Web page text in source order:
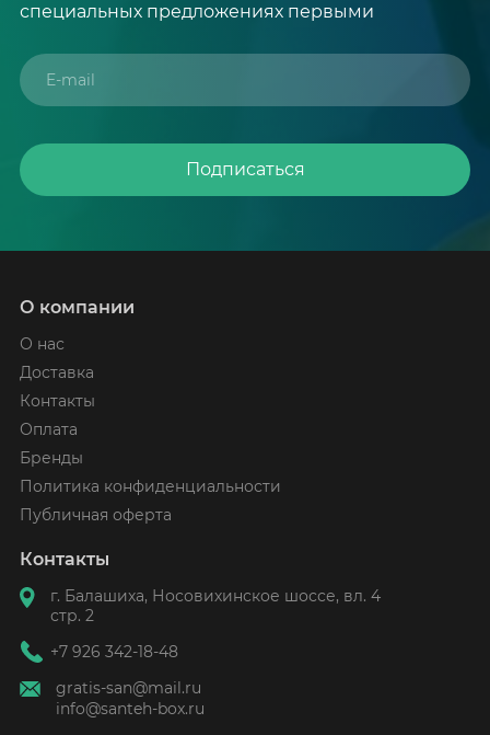
специальных предложениях первыми
Подписаться
О компании
О нас
Доставка
Контакты
Оплата
Бренды
Политика конфиденциальности
Публичная оферта
Контакты
г. Балашиха, Носовихинское шоссе, вл. 4
стр. 2
+7 926 342-18-48
gratis-san@mail.ru
info@santeh-box.ru